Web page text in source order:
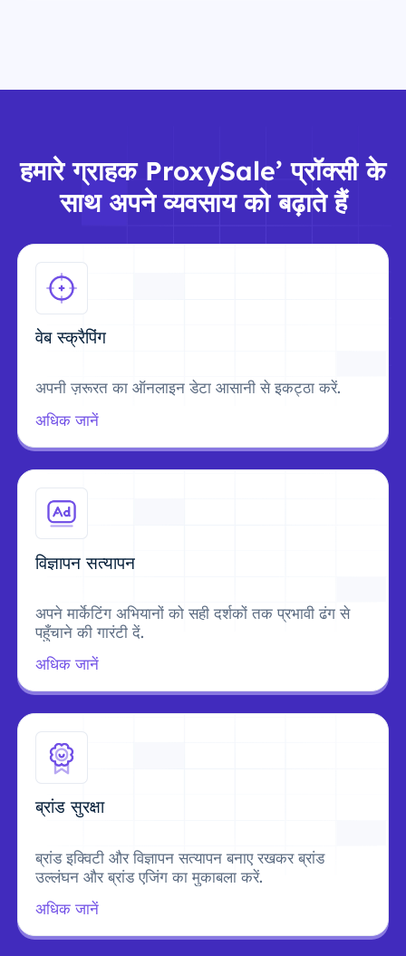
हमारे ग्राहक ProxySale’ प्रॉक्सी के
साथ अपने व्यवसाय को बढ़ाते हैं
वेब स्क्रैपिंग
अपनी ज़रूरत का ऑनलाइन डेटा आसानी से इकट्ठा करें.
अधिक जानें
विज्ञापन सत्यापन
अपने मार्केटिंग अभियानों को सही दर्शकों तक प्रभावी ढंग से
पहुँचाने की गारंटी दें.
अधिक जानें
ब्रांड सुरक्षा
ब्रांड इक्विटी और विज्ञापन सत्यापन बनाए रखकर ब्रांड
उल्लंघन और ब्रांड एजिंग का मुकाबला करें.
अधिक जानें